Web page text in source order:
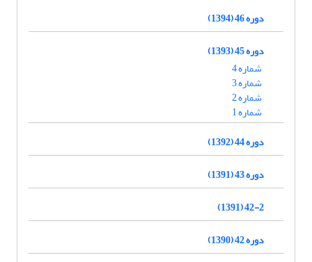
دوره 46 (1394)
دوره 45 (1393)
شماره 4
شماره 3
شماره 2
شماره 1
دوره 44 (1392)
دوره 43 (1391)
42-2 (1391)
دوره 42 (1390)